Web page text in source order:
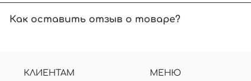
Как оставить отзыв о товаре?
КЛИЕНТАМ МЕНЮ